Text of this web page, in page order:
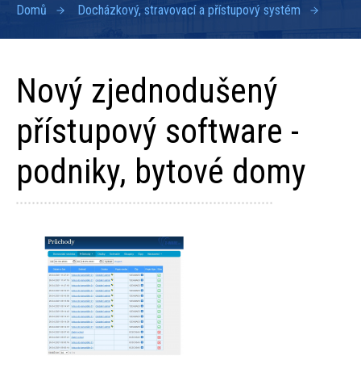
Domů Docházkový, stravovací a přístupový systém
Nový zjednodušený
přístupový software -
podniky, bytové domy